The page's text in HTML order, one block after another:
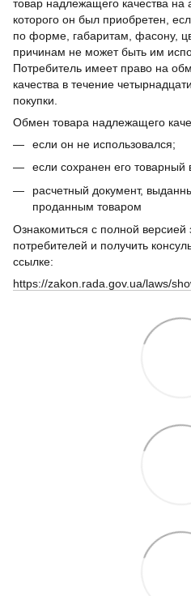
товар надлежащего качества на
которого он был приобретен,
по форме, габаритам, фасону,
причинам не может быть им
Потребитель имеет право на
качества в течение
покупки.
Обмен товара надлежащего
если он не использовался;
если сохранен его товарный
расчетный документ,
проданным товаром
Ознакомиться с полной версией
потребителей и получить
ссылке:
https://zakon.rada.gov.ua/laws/